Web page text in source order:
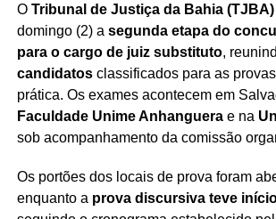
O Tribunal de Justiça da Bahia (TJBA)
domingo (2) a segunda etapa do
para o cargo de juiz substituto,
candidatosclassificados para as
prática. Os exames acontecem em
Faculdade Unime Anhanguerae na
sob acompanhamento da comissão
Os portões dos locais de prova foram
enquanto a prova discursiva teve